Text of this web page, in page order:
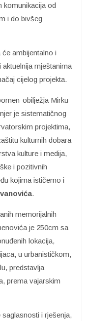
komunikacija od
i do bivšeg
ambijentalno i
mještanima
cijelog projekta.
obilježja Mirku
je sistematičnog
projektima,
kulturnih dobara
kulture i medija,
i pozitivnih
kojima ističemo i
.
memorijalnih
je 250cm sa
lokacija,
u urbanističkom,
predstavlja
prema vajarskim
i rješenja,